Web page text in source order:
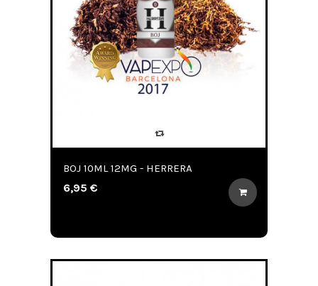
BOJ 10ML 12MG - HERRERA
6,95 €